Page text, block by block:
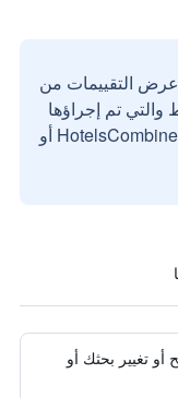
التقييمات من
تم إجراؤها
بواسطة مستخدمين حقيقيين مع HotelsCombined أو
تغيير بحثك أو